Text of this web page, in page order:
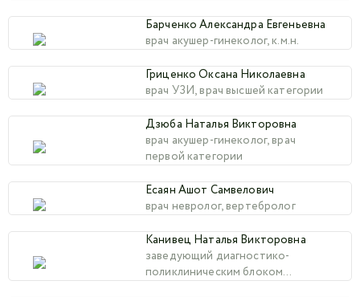
категории, к.м.н., доцент
Барченко Александра Евгеньевна
врач акушер-гинеколог, к.м.н.
Гриценко Оксана Николаевна
врач УЗИ, врач высшей категории
Дзюба Наталья Викторовна
врач акушер-гинеколог, врач
первой категории
Есаян Ашот Самвелович
врач невролог, вертебролог
Канивец Наталья Викторовна
заведующий диагностико-
поликлиническим блоком